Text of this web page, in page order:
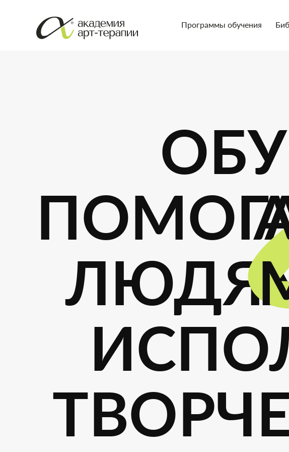
Программы обучения